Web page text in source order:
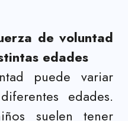
de voluntad
edades
puede variar
edades.
suelen tener